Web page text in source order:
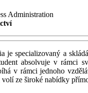
Administration
je specializovaný a
absolvuje v rámci
v rámci jednoho
ze široké nabídky